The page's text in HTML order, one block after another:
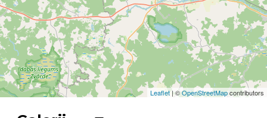
Leaflet | ©OpenStreetMapcontributors